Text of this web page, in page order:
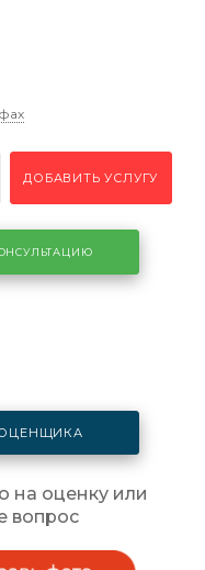
ДОБАВИТЬ УСЛУГУ
на оценку или
вопрос